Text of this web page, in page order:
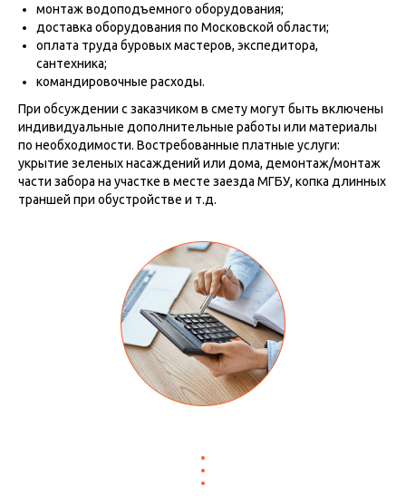
монтаж водоподъемного оборудования;
доставка оборудования по Московской области;
оплата труда буровых мастеров, экспедитора,
сантехника;
командировочные расходы.
При обсуждении с заказчиком в смету могут быть включены
индивидуальные дополнительные работы или материалы
по необходимости. Востребованные платные услуги:
укрытие зеленых насаждений или дома, демонтаж/монтаж
части забора на участке в месте заезда МГБУ, копка длинных
траншей при обустройстве и т.д.